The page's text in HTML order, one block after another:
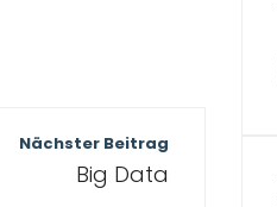
Nächster Beitrag
Big Data